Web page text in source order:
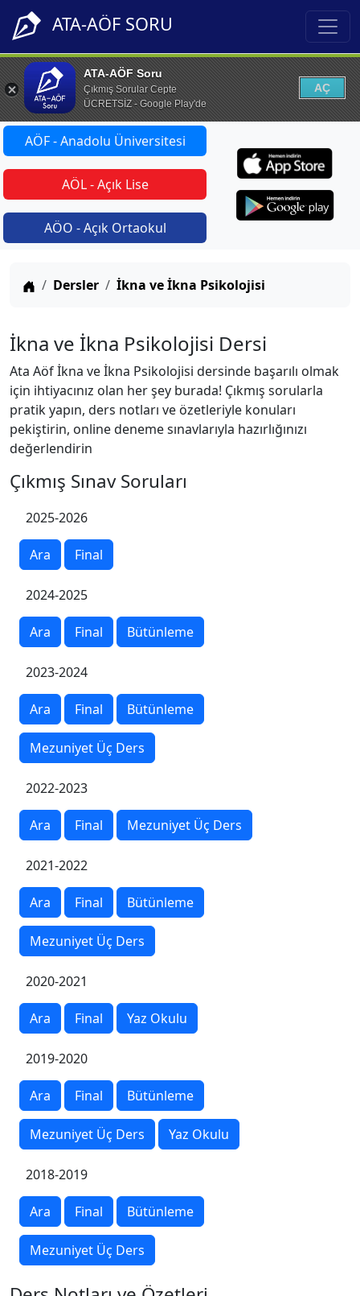
ATA-AÖF SORU
ATA-AÖF Soru
Çıkmış Sorular Cepte
ÜCRETSİZ - Google Play'de
AÇ
AÖF - Anadolu Üniversitesi
AÖL - Açık Lise
AÖO - Açık Ortaokul
Anasayfa
Dersler İkna ve İkna Psikolojisi
İkna ve İkna Psikolojisi Dersi
Ata Aöf İkna ve İkna Psikolojisi dersinde başarılı olmak
için ihtiyacınız olan her şey burada! Çıkmış sorularla
pratik yapın, ders notları ve özetleriyle konuları
pekiştirin, online deneme sınavlarıyla hazırlığınızı
değerlendirin
Çıkmış Sınav Soruları
2025-2026
Ara Final
2024-2025
Ara Final Bütünleme
2023-2024
Ara Final Bütünleme
Mezuniyet Üç Ders
2022-2023
Ara Final Mezuniyet Üç Ders
2021-2022
Ara Final Bütünleme
Mezuniyet Üç Ders
2020-2021
Ara Final Yaz Okulu
2019-2020
Ara Final Bütünleme
Mezuniyet Üç Ders Yaz Okulu
2018-2019
Ara Final Bütünleme
Mezuniyet Üç Ders